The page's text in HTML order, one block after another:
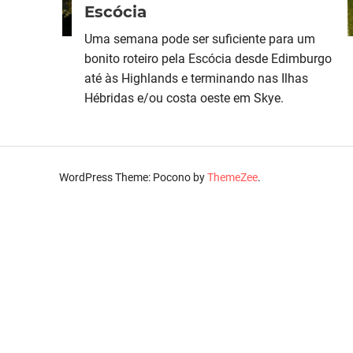
Escócia
Uma semana pode ser suficiente para um
bonito roteiro pela Escócia desde Edimburgo
até às Highlands e terminando nas Ilhas
Hébridas e/ou costa oeste em Skye.
WordPress Theme: Pocono byThemeZee.